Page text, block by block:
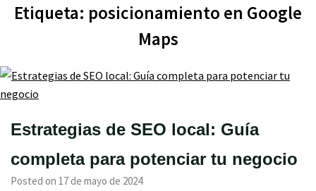
Etiqueta: posicionamiento en Google
Maps
Estrategias de SEO local: Guía
completa para potenciar tu negocio
Posted on 17 de mayo de 2024